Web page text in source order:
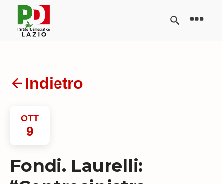
Indietro
OTT
9
Fondi. Laurelli: